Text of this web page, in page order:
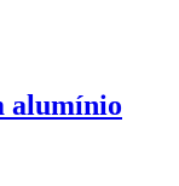
alumínio